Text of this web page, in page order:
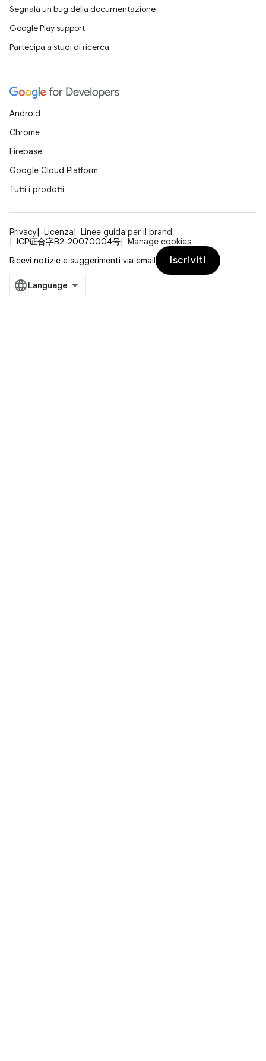
Segnala un bug della documentazione
Google Play support
Partecipa a studi di ricerca
Android
Chrome
Firebase
Google Cloud Platform
Tutti i prodotti
Privacy Licenza
Linee guida per il brand
ICP证合字B2-20070004号
Manage cookies
Ricevi notizie e suggerimenti via email
Iscriviti